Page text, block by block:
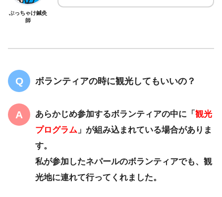
ぶっちゃけ鍼灸
師
ボランティアの時に観光してもいいの？
あらかじめ参加するボランティアの中に「 観光
プログラム 」が組み込まれている場合がありま
す。
私が参加したネパールのボランティアでも、観
光地に連れて行ってくれました。